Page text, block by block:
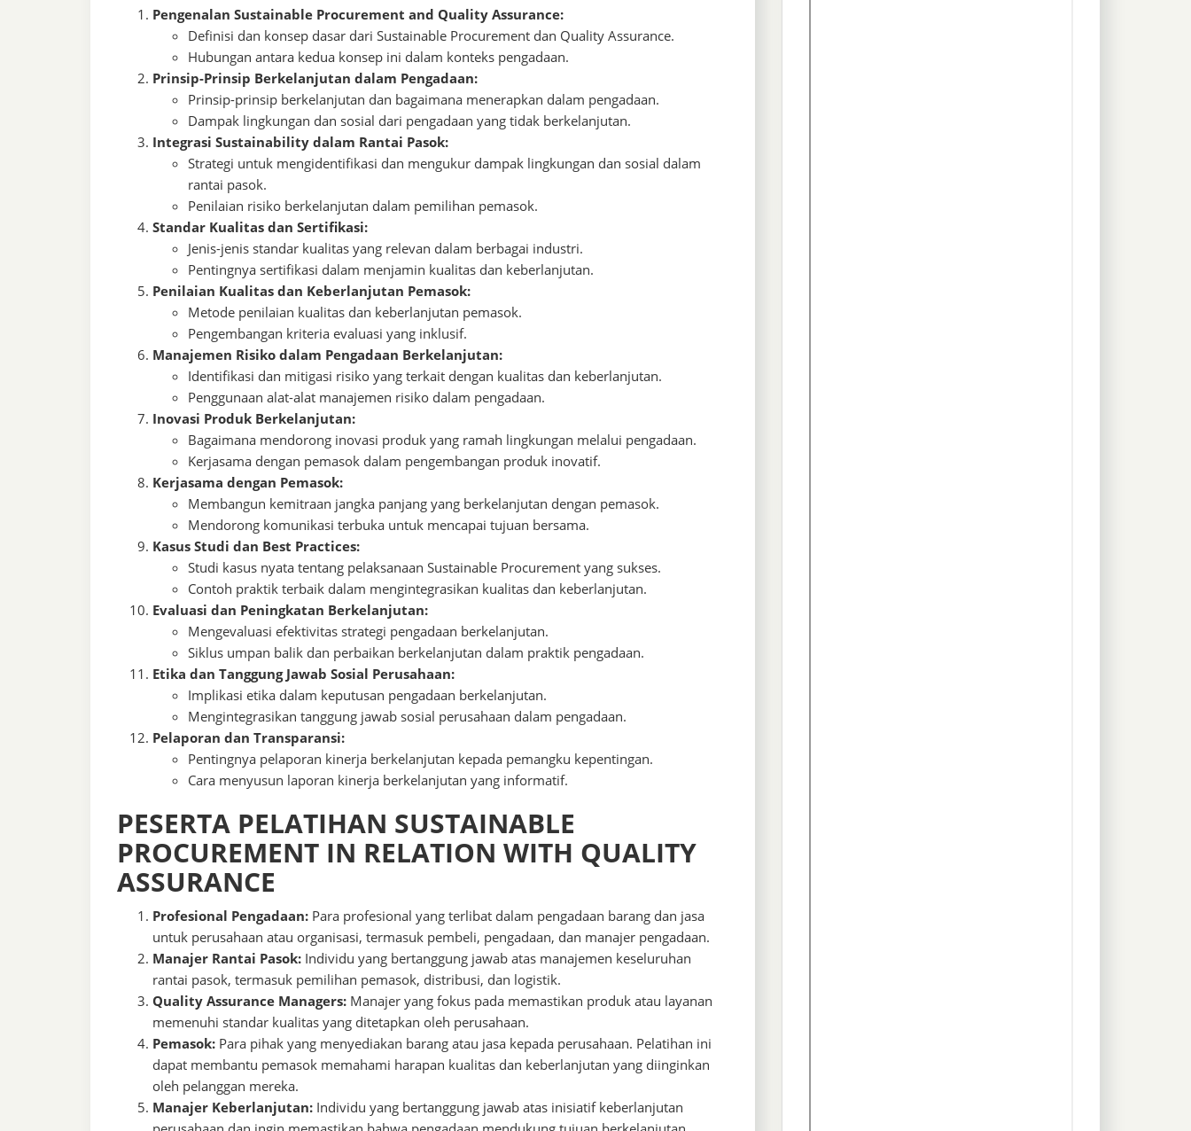
Pengenalan Sustainable Procurement and Quality Assurance:
Definisi dan konsep dasar dari Sustainable Procurement dan Quality Assurance.
Hubungan antara kedua konsep ini dalam konteks pengadaan.
Prinsip-Prinsip Berkelanjutan dalam Pengadaan:
Prinsip-prinsip berkelanjutan dan bagaimana menerapkan dalam pengadaan.
Dampak lingkungan dan sosial dari pengadaan yang tidak berkelanjutan.
Integrasi Sustainability dalam Rantai Pasok:
Strategi untuk mengidentifikasi dan mengukur dampak lingkungan dan sosial dalam
rantai pasok.
Penilaian risiko berkelanjutan dalam pemilihan pemasok.
Standar Kualitas dan Sertifikasi:
Jenis-jenis standar kualitas yang relevan dalam berbagai industri.
Pentingnya sertifikasi dalam menjamin kualitas dan keberlanjutan.
Penilaian Kualitas dan Keberlanjutan Pemasok:
Metode penilaian kualitas dan keberlanjutan pemasok.
Pengembangan kriteria evaluasi yang inklusif.
Manajemen Risiko dalam Pengadaan Berkelanjutan:
Identifikasi dan mitigasi risiko yang terkait dengan kualitas dan keberlanjutan.
Penggunaan alat-alat manajemen risiko dalam pengadaan.
Inovasi Produk Berkelanjutan:
Bagaimana mendorong inovasi produk yang ramah lingkungan melalui pengadaan.
Kerjasama dengan pemasok dalam pengembangan produk inovatif.
Kerjasama dengan Pemasok:
Membangun kemitraan jangka panjang yang berkelanjutan dengan pemasok.
Mendorong komunikasi terbuka untuk mencapai tujuan bersama.
Kasus Studi dan Best Practices:
Studi kasus nyata tentang pelaksanaan Sustainable Procurement yang sukses.
Contoh praktik terbaik dalam mengintegrasikan kualitas dan keberlanjutan.
Evaluasi dan Peningkatan Berkelanjutan:
Mengevaluasi efektivitas strategi pengadaan berkelanjutan.
Siklus umpan balik dan perbaikan berkelanjutan dalam praktik pengadaan.
Etika dan Tanggung Jawab Sosial Perusahaan:
Implikasi etika dalam keputusan pengadaan berkelanjutan.
Mengintegrasikan tanggung jawab sosial perusahaan dalam pengadaan.
Pelaporan dan Transparansi:
Pentingnya pelaporan kinerja berkelanjutan kepada pemangku kepentingan.
Cara menyusun laporan kinerja berkelanjutan yang informatif.
PESERTA PELATIHAN SUSTAINABLE
PROCUREMENT IN RELATION WITH QUALITY
ASSURANCE
Profesional Pengadaan: Para profesional yang terlibat dalam pengadaan barang dan jasa
untuk perusahaan atau organisasi, termasuk pembeli, pengadaan, dan manajer pengadaan.
Manajer Rantai Pasok: Individu yang bertanggung jawab atas manajemen keseluruhan
rantai pasok, termasuk pemilihan pemasok, distribusi, dan logistik.
Quality Assurance Managers: Manajer yang fokus pada memastikan produk atau layanan
memenuhi standar kualitas yang ditetapkan oleh perusahaan.
Pemasok: Para pihak yang menyediakan barang atau jasa kepada perusahaan. Pelatihan ini
dapat membantu pemasok memahami harapan kualitas dan keberlanjutan yang diinginkan
oleh pelanggan mereka.
Manajer Keberlanjutan: Individu yang bertanggung jawab atas inisiatif keberlanjutan